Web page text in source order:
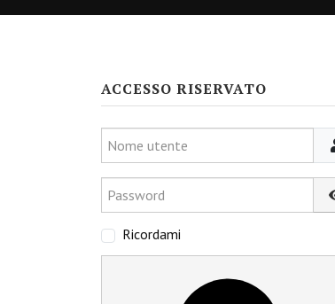
ACCESSO RISERVATO
Nome utente
Password
Ricordami